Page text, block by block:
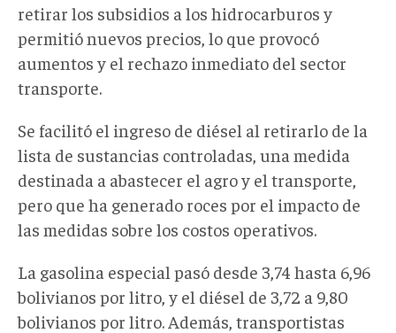
retirar los subsidios a los hidrocarburos y
permitió nuevos precios, lo que provocó
aumentos y el rechazo inmediato del sector
transporte.
Se facilitó el ingreso de diésel al retirarlo de la
lista de sustancias controladas, una medida
destinada a abastecer el agro y el transporte,
pero que ha generado roces por el impacto de
las medidas sobre los costos operativos.
La gasolina especial pasó desde 3,74 hasta 6,96
bolivianos por litro, y el diésel de 3,72 a 9,80
bolivianos por litro. Además, transportistas